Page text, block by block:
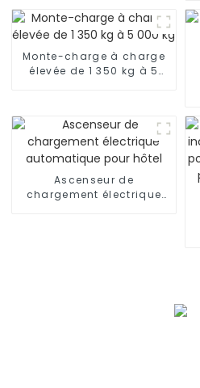
Monte-charge à charge
élevée de 1 350 kg à 5
Ascenseur de
chargement électrique